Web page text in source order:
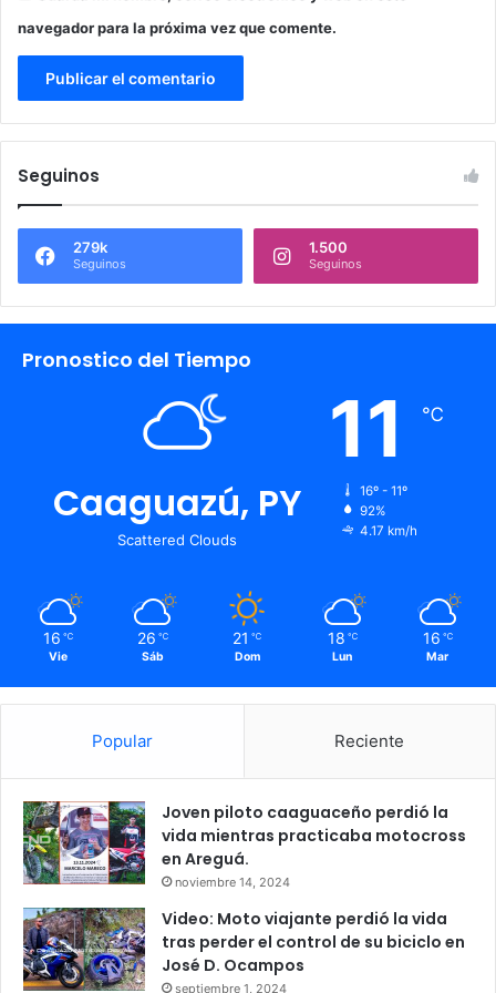
navegador para la próxima vez que comente.
Seguinos
279k
Seguinos
1.500
Seguinos
Pronostico del Tiempo
Caaguazú, PY
Scattered Clouds
11 ℃
16º - 11º
92%
4.17 km/h
16 ℃
Vie
26 ℃
Sáb
21 ℃
Dom
18 ℃
Lun
16 ℃
Mar
Popular Reciente
Joven piloto caaguaceño perdió la
vida mientras practicaba motocross
en Areguá.
noviembre 14, 2024
Video: Moto viajante perdió la vida
tras perder el control de su biciclo en
José D. Ocampos
septiembre 1, 2024